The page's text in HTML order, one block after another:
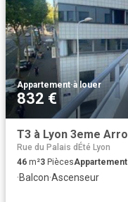
Appartement·à louer
832 €
Rue du Palais dÉté Lyon
46 m²3 PiècesAppartement
·Balcon·Ascenseur